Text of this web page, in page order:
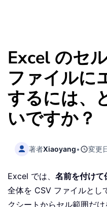
Excel のセ
ファイルに
するには、
いですか？
著者Xiaoyang• 変更
Excel では、 名前を付けて
全体を CSV ファイルとし
クシートからセル範囲だ